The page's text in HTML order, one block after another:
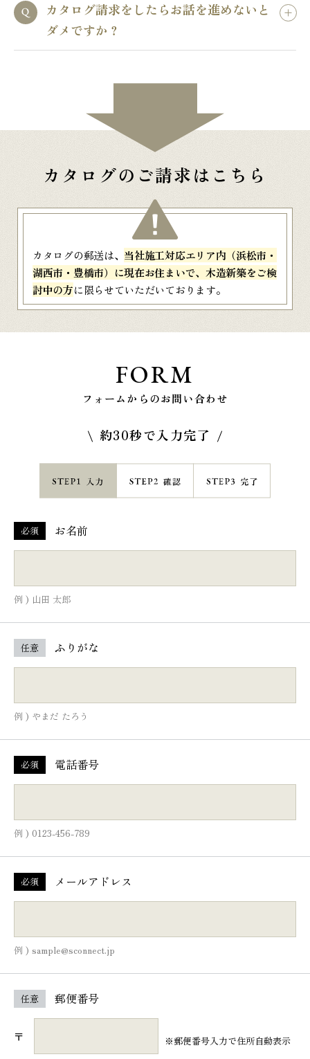
カタログ請求をしたらお話を進めないと
ダメですか？
カタログのご請求はこちら
カタログの郵送は、 当社施工対応エリア内（浜松市・
湖西市・豊橋市）に現在お住まいで、木造新築をご検
討中の方に限らせていただいております。
FORM
フォームからのお問い合わせ
約30秒で入力完了
必須 お名前
例 ) 山田 太郎
任意 ふりがな
例 ) やまだ たろう
必須 電話番号
例 ) 0123-456-789
必須 メールアドレス
例 ) sample@sconnect.jp
任意 郵便番号
〒
※郵便番号入力で住所自動表示